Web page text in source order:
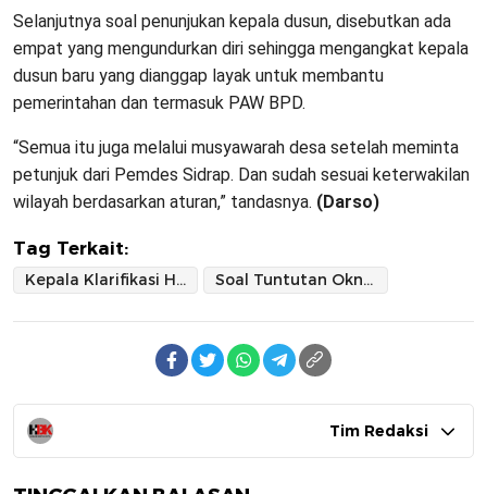
Selanjutnya soal penunjukan kepala dusun, disebutkan ada
empat yang mengundurkan diri sehingga mengangkat kepala
dusun baru yang dianggap layak untuk membantu
pemerintahan dan termasuk PAW BPD.
“Semua itu juga melalui musyawarah desa setelah meminta
petunjuk dari Pemdes Sidrap. Dan sudah sesuai keterwakilan
wilayah berdasarkan aturan,” tandasnya. (Darso)
Tag Terkait:
Kepala Klarifikasi Hal Ini Soal Tuntutan Oknum Masyarakat Leppangeng Sidrap
Tim Redaksi